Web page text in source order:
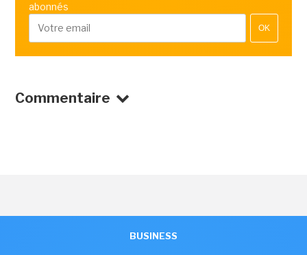
abonnés
OK
Commentaire
BUSINESS